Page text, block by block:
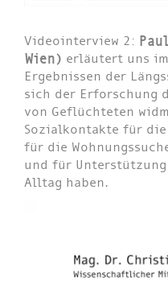
Videointerview 2:
Wien) erläutert uns
Ergebnissen der
sich der Erforschung
von Geflüchteten
Sozialkontakte für
für die
und für
Alltag haben.